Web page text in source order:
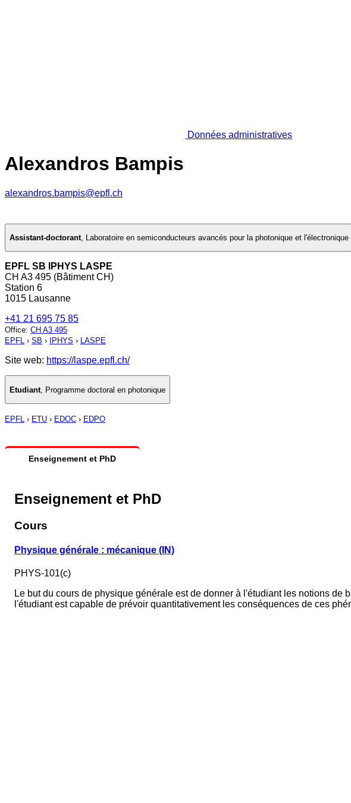
Données administratives
Alexandros Bampis
alexandros.bampis@epfl.ch
Assistant-doctorant, Laboratoire en semiconducteurs avancés pour la photonique et l'électronique
EPFL SB IPHYS LASPE
CH A3 495 (Bâtiment CH)
Station 6
1015 Lausanne
+41 21 695 75 85
Office: CH A3 495
EPFL › SB › IPHYS › LASPE
Site web: https://laspe.epfl.ch/
Etudiant Programme doctoral en photonique
EPFL › ETU › EDOC › EDPO
Enseignement et PhD
Enseignement et PhD
Cours
Physique générale : mécanique (IN)
PHYS-101(c)
Le but du cours de physique générale est de donner à l'étudiant les notions
l'étudiant est capable de prévoir quantitativement les conséquences de ces